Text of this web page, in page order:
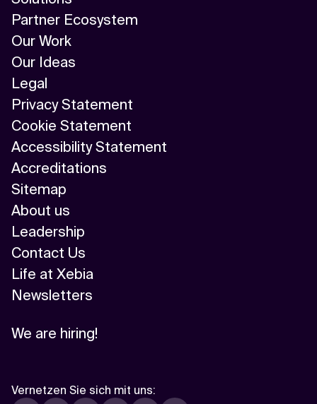
Partner Ecosystem
Our Work
Our Ideas
Legal
Privacy Statement
Cookie Statement
Accessibility Statement
Accreditations
Sitemap
About us
Leadership
Contact Us
Life at Xebia
Newsletters
We are hiring!
Vernetzen Sie sich mit uns: